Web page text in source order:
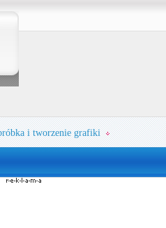
i tworzenie grafiki